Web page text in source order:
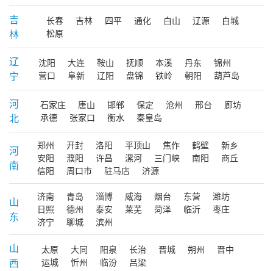
吉
林
长春 吉林 四平 通化 白山 辽源
白城
松原
辽
宁
沈阳 大连 鞍山 抚顺 本溪 丹东
锦州
营口
阜新 辽阳 盘锦 铁岭 朝阳 葫芦岛
河
北
石家庄 唐山 邯郸 保定 沧州 邢台
廊坊
承德
张家口 衡水 秦皇岛
河
南
郑州 开封 洛阳 平顶山 焦作 鹤壁
新乡
安阳
濮阳 许昌 漯河 三门峡 南阳
商丘
信阳
周口市 驻马店 济源
山
东
济南 青岛 淄博 威海 烟台 东营
潍坊
日照
德州 泰安 莱芜 菏泽 临沂
枣庄
济宁
聊城 滨州
山
西
太原 大同 阳泉 长治 晋城 朔州
晋中
运城
忻州 临汾 吕梁